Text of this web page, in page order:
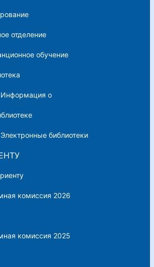
отделение
обучение
Информация о
Электронные библиотеки
комиссия 2026
комиссия 2025